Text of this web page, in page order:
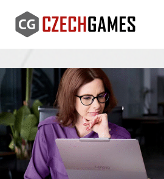
content